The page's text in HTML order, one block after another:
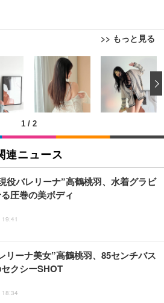
>> もっと見る
オフィスチェア 椅子 テレワーク 疲れな
式アームレスト コンパクト 約105度ロッ
務椅子 360度回転 座面昇降 強化ナイロ
ス 通気性メッシュ 在宅ワーク H-WY01
黒足)
オフィスチェア／デスクチェア メッシ
間工学 疲れない ブラック
ィスチェア デスクチェア 疲れない テレ
ア 強化バックレスト 30度ロッキング機
椅子 腰サポート 90度跳ね上げ式アーム
れ パソコンチェア (ブラック)
ィスチェア デスクチェア 疲れない テレ
ア 強化バックレスト 30度ロッキング機
椅子 腰サポート 90度跳ね上げ式アーム
ネス向けプレミアムモニター | FlexScan
| 31.5型4K UHD・USB Type-C・ホワ
ス向けプレミアムモニター | FlexScan
27"ゲーミングモニター DualSense 充電
CFI-ZDM1J）
品】Dell E2724HS 27インチ 液晶モニタ
1920×1080）VA 非光沢 HDMI/DisplayP
ーカー内蔵 高さ調整 スイベル VESA対
ーシック ペットシーツ 薄型 レギュラー 1
無香料 ホワイト 300枚
シック ペットシーツ 厚型 ワイド 42枚
ホワイト(吸収面:ライトブルー)
ライフ ネオ・オムツ L 中型犬用 26枚入
スマートベーシック) 【Amazon.co.jp
Basic アイリスオーヤマ ペットシーツ
用 ワイド 100枚入 (x 1) (ケース販売)
1 / 2
連ニュース
役バレリーナ”高鶴桃羽、水着グラビ
圧巻の美ボディ
19:41
リーナ美女”高鶴桃羽、85センチバス
セクシーSHOT
18:34